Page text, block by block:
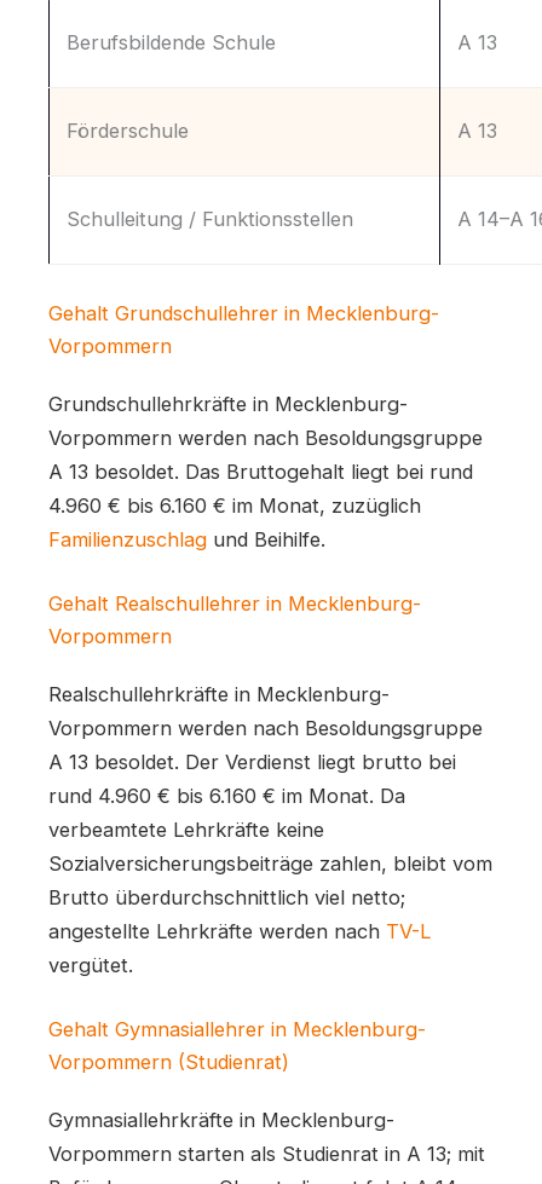
Berufsbildende Schule A 13
Förderschule A 13
Schulleitung / Funktionsstellen A 14–A
Gehalt Grundschullehrer in Mecklenburg-
Vorpommern
Grundschullehrkräfte in Mecklenburg-
Vorpommern werden nach Besoldungsgruppe
A 13 besoldet. Das Bruttogehalt liegt bei rund
4.960 € bis 6.160 € im Monat, zuzüglich
Familienzuschlag und Beihilfe.
Gehalt Realschullehrer in Mecklenburg-
Vorpommern
Realschullehrkräfte in Mecklenburg-
Vorpommern werden nach Besoldungsgruppe
A 13 besoldet. Der Verdienst liegt brutto bei
rund 4.960 € bis 6.160 € im Monat. Da
verbeamtete Lehrkräfte keine
Sozialversicherungsbeiträge zahlen, bleibt vom
Brutto überdurchschnittlich viel netto;
angestellte Lehrkräfte werden nach TV-L
vergütet.
Gehalt Gymnasiallehrer in Mecklenburg-
Vorpommern (Studienrat)
Gymnasiallehrkräfte in Mecklenburg-
Vorpommern starten als Studienrat in A 13; mit